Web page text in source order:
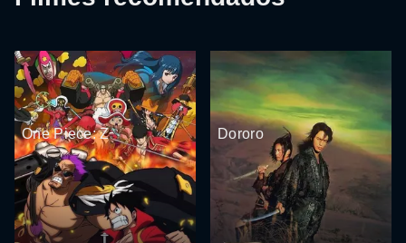
One Piece: Z Dororo